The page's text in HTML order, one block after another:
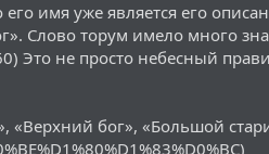
имя уже является его
Слово торум имело много
Это не просто небесный
«Верхний бог», «Большой